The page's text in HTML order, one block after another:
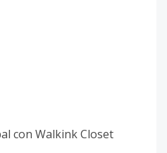
con Walkink Closet